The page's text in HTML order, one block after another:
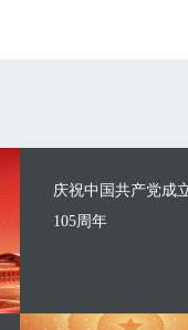
庆祝中国共产党成
105周年